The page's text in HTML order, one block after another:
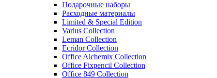
Подарочные наборы
Расходные материалы
Limited & Special Edition
Varius Collection
Leman Collection
Ecridor Collection
Office Alchemix Collection
Office Fixpencil Collection
Office 849 Collection